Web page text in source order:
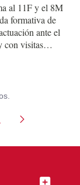
al 11F y el 8M
formativa de
ante el
con visitas
intermedias Use